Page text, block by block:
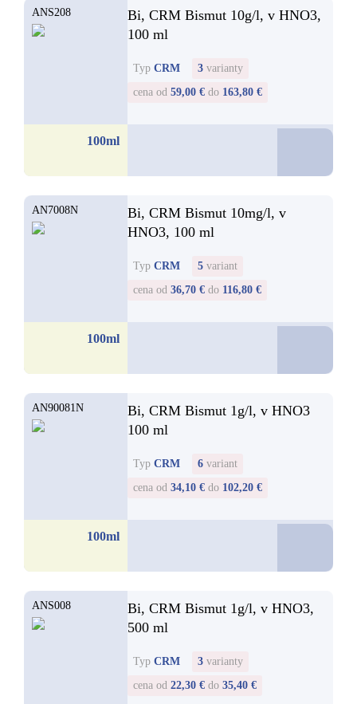
ANS208
Bi, CRM Bismut 10g/l, v HNO3,
100 ml
Typ CRM 3 varianty
cena od 59,00 € do 163,80 €
100ml
AN7008N
Bi, CRM Bismut 10mg/l, v
HNO3, 100 ml
Typ CRM 5 variant
cena od 36,70 € do 116,80 €
100ml
AN90081N
Bi, CRM Bismut 1g/l, v HNO3
100 ml
Typ CRM 6 variant
cena od 34,10 € do 102,20 €
100ml
ANS008
Bi, CRM Bismut 1g/l, v HNO3,
500 ml
Typ CRM 3 varianty
cena od 22,30 € do 35,40 €